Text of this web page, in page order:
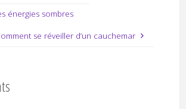
énergies sombres
se réveiller d’un cauchemar